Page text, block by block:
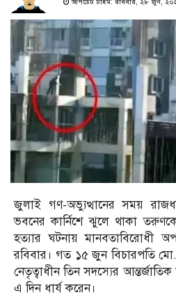
আপডেট টাইম: রবিবার, ২৮ জুন,
জুলাই গণ-অভ্যুত্থানের সময়
ভবনের কার্নিশে ঝুলে থাকা
হত্যার ঘটনায় মানবতাবিরোধী
রবিবার। গত ১৫ জুন বিচারপতি
নেতৃত্বাধীন তিন সদস্যের
এ দিন ধার্য করেন।